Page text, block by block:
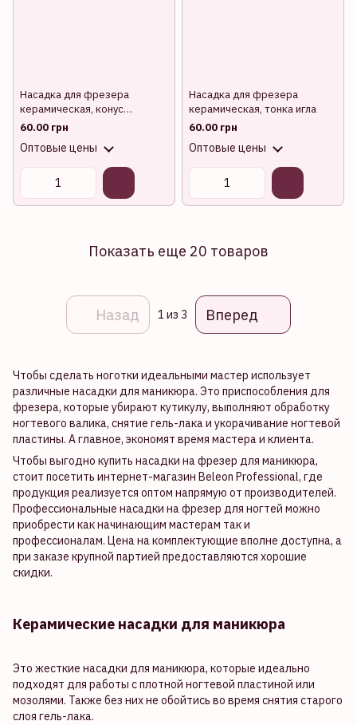
Насадка для фрезера
керамическая, конус
(салатовая) C
60.00 грн
Оптовые цены
Насадка для фрезера
керамическая, тонка игла
60.00 грн
Оптовые цены
Показать еще 20 товаров
Назад 1 из 3 Вперед
Чтобы сделать ноготки идеальными мастер использует
различные насадки для маникюра. Это приспособления для
фрезера, которые убирают кутикулу, выполняют обработку
ногтевого валика, снятие гель-лака и укорачивание ногтевой
пластины. А главное, экономят время мастера и клиента.
Чтобы выгодно купить насадки на фрезер для маникюра,
стоит посетить интернет-магазин Beleon Professional, где
продукция реализуется оптом напрямую от производителей.
Профессиональные насадки на фрезер для ногтей можно
приобрести как начинающим мастерам так и
профессионалам. Цена на комплектующие вполне доступна, а
при заказе крупной партией предоставляются хорошие
скидки.
Керамические насадки для маникюра
Это жесткие насадки для маникюра, которые идеально
подходят для работы с плотной ногтевой пластиной или
мозолями. Также без них не обойтись во время снятия старого
слоя гель-лака.